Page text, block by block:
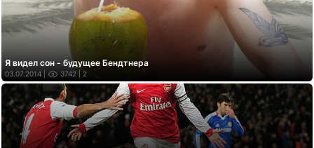
Я видел сон - будущее Бендтнера
03.07.2014 | 3742 | 2